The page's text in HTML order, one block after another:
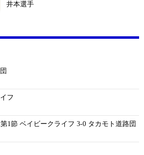
井本選手
フ
1節 ベイビークライフ 3-0 タカモト道路団